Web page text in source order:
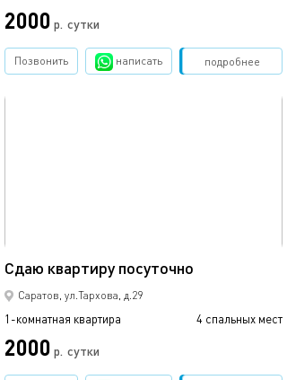
2000 р. сутки
подробнее
Позвонить написать Забронировать
Сдаю квартиру посуточно
Саратов, ул.Тархова, д.29
1-комнатная квартира 4 спальных мест
2000 р. сутки